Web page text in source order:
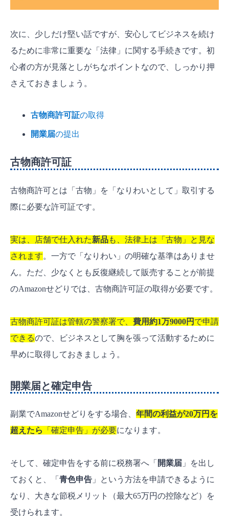
次に、少しだけ堅い話ですが、安心してビジネスを続け
るために非常に重要な「法律」に関する手続きです。初
心者の方が見落としがちなポイントなので、しっかり押
さえておきましょう。
古物商許可証の取得
開業届の提出
古物商許可証
古物商許可とは「古物」を「なりわいとして」取引する
際に必要な許可証です。
実は、店舗で仕入れた新品も、法律上は「古物」と見な
されます。一方で「なりわい」の明確な基準はありませ
ん。ただ、少なくとも反復継続して販売することが前提
のAmazonせどりでは、古物商許可証の取得が必要です。
古物商許可証は管轄の警察署で、 費用約1万9000円 で申請
できるので、ビジネスとして胸を張って活動するために
早めに取得しておきましょう。
開業届と確定申告
副業でAmazonせどりをする場合、 年間の利益が20万円を
超えたら
「確定申告」が必要になります。
そして、確定申告をする前に税務署へ「 開業届 」を出し
ておくと、「 青色申告 」という方法を申請できるように
なり、大きな節税メリット（最大65万円の控除など）を
受けられます。